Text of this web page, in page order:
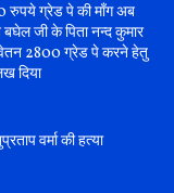
ग्रेड पे की माँग अब
जी के पिता नन्द कुमार
2800 ग्रेड पे करने हेतु
दिया
वर्मा की हत्या